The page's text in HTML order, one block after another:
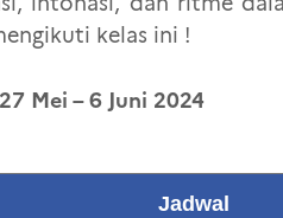
kelas ini !
Mei – 6 Juni 2024
Jadwal